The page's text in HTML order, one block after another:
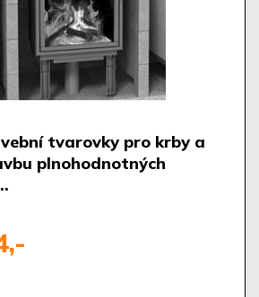
tvarovky pro krby a
plnohodnotných